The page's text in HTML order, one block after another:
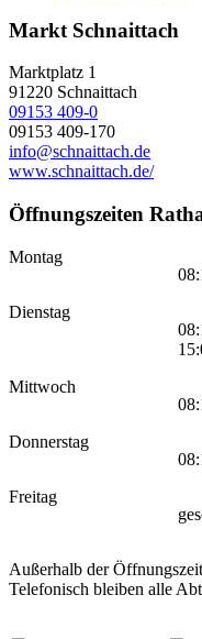
Markt Schnaittach
Marktplatz 1
91220 Schnaittach
09153 409-0
09153 409-170
info@schnaittach.de
www.schnaittach.de/
Öffnungszeiten
Montag
Dienstag
Mittwoch
Donnerstag
Freitag
Außerhalb der
Telefonisch bleiben alle